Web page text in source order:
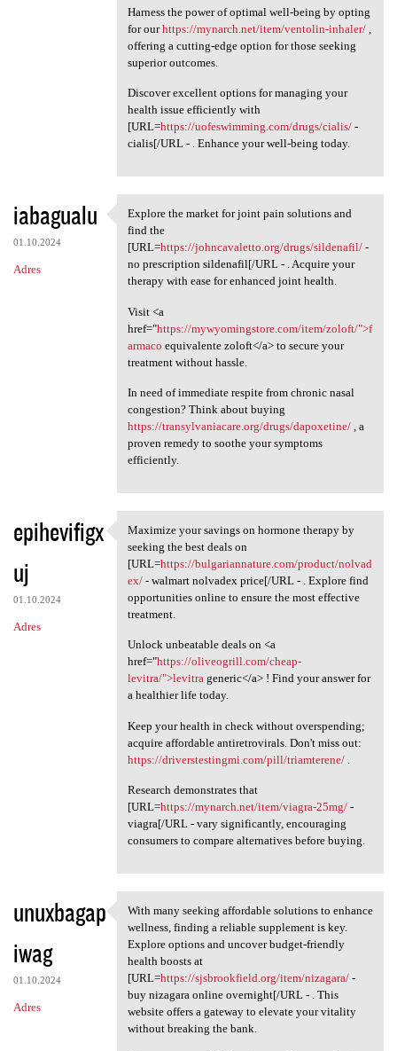
Harness the power of optimal well-being by opting
for ourhttps://mynarch.net/item/ventolin-inhaler/,
offering a cutting-edge option for those seeking
superior outcomes.
Discover excellent options for managing your
health issue efficiently with
[URL=https://uofeswimming.com/drugs/cialis/-
cialis[/URL - . Enhance your well-being today.
iabagualu
01.10.2024
Adres
Explore the market for joint
Explore the market for joint pain solutions and
find the
[URL=https://johncavaletto.org/drugs/sildenafil/-
no prescription sildenafil[/URL - . Acquire your
therapy with ease for enhanced joint health.
Visit <a
href="https://mywyomingstore.com/item/zoloft/">f
armaco equivalente zoloft</a> to secure your
treatment without hassle.
In need of immediate respite from chronic nasal
congestion? Think about buying
https://transylvaniacare.org/drugs/dapoxetine/, a
proven remedy to soothe your symptoms
efficiently.
epihevifigx
uj
01.10.2024
Adres
Maximize your savings on
Maximize your savings on hormone therapy by
seeking the best deals on
[URL=https://bulgariannature.com/product/nolvad
ex/- walmart nolvadex price[/URL - . Explore find
opportunities online to ensure the most effective
treatment.
Unlock unbeatable deals on <a
href="https://oliveogrill.com/cheap-
levitra/">levitrageneric</a> ! Find your answer for
a healthier life today.
Keep your health in check without overspending;
acquire affordable antiretrovirals. Don't miss out:
https://driverstestingmi.com/pill/triamterene/.
Research demonstrates that
[URL=https://mynarch.net/item/viagra-25mg/-
viagra[/URL - vary significantly, encouraging
consumers to compare alternatives before buying.
unuxbagap
iwag
01.10.2024
Adres
With many seeking affordable
With many seeking affordable solutions to enhance
wellness, finding a reliable supplement is key.
Explore options and uncover budget-friendly
health boosts at
[URL=https://sjsbrookfield.org/item/nizagara/-
buy nizagara online overnight[/URL - . This
website offers a gateway to elevate your vitality
without breaking the bank.